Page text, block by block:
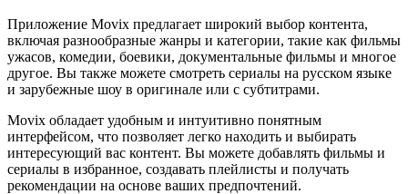
Приложение Movix предлагает широкий выбор контента,
включая разнообразные жанры и категории, такие как фильмы
ужасов, комедии, боевики, документальные фильмы и многое
другое. Вы также можете смотреть сериалы на русском языке
и зарубежные шоу в оригинале или с субтитрами.
Movix обладает удобным и интуитивно понятным
интерфейсом, что позволяет легко находить и выбирать
интересующий вас контент. Вы можете добавлять фильмы и
сериалы в избранное, создавать плейлисты и получать
рекомендации на основе ваших предпочтений.